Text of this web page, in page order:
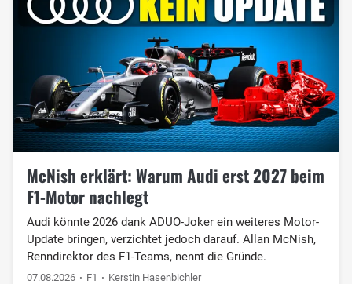
McNish erklärt: Warum Audi erst 2027 beim
F1-Motor nachlegt
Audi könnte 2026 dank ADUO-Joker ein weiteres Motor-
Update bringen, verzichtet jedoch darauf. Allan McNish,
Renndirektor des F1-Teams, nennt die Gründe.
07.08.2026 F1 Kerstin Hasenbichler